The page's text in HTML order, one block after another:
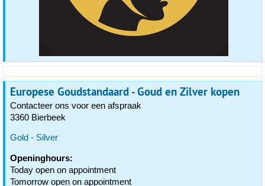
Europese Goudstandaard - Goud en Zilver kopen
Contacteer ons voor een afspraak
3360 Bierbeek
Gold - Silver
Openinghours:
Today open on appointment
Tomorrow open on appointment